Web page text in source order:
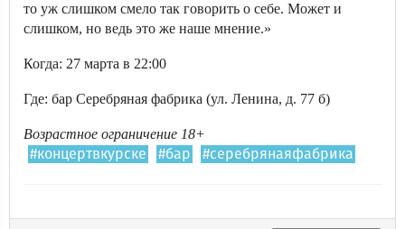
то уж слишком смело так говорить о себе. Может и
слишком, но ведь это же наше мнение.»
Когда: 27 марта в 22:00
Где: бар Серебряная фабрика (ул. Ленина, д. 77 б)
Возрастное ограничение 18+
#концертвкурске #бар #серебрянаяфабрика